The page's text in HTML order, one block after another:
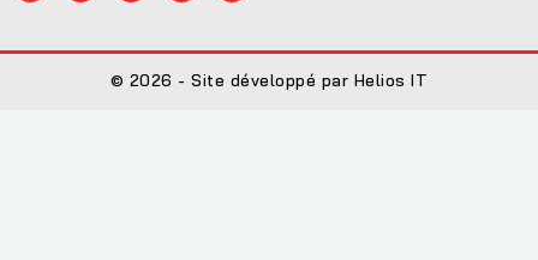
© 2026 - Site développé par Helios IT